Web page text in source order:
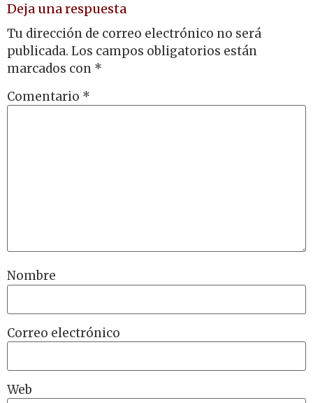
Deja una respuesta
Tu dirección de correo electrónico no será
publicada. Los campos obligatorios están
marcados con *
Comentario *
Nombre
Correo electrónico
Web